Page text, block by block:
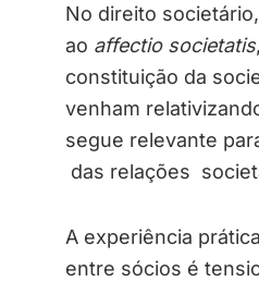
No direito
ao affectio societatis
constituição da
venham
segue relevante
das relações
A experiência
entre sócios é